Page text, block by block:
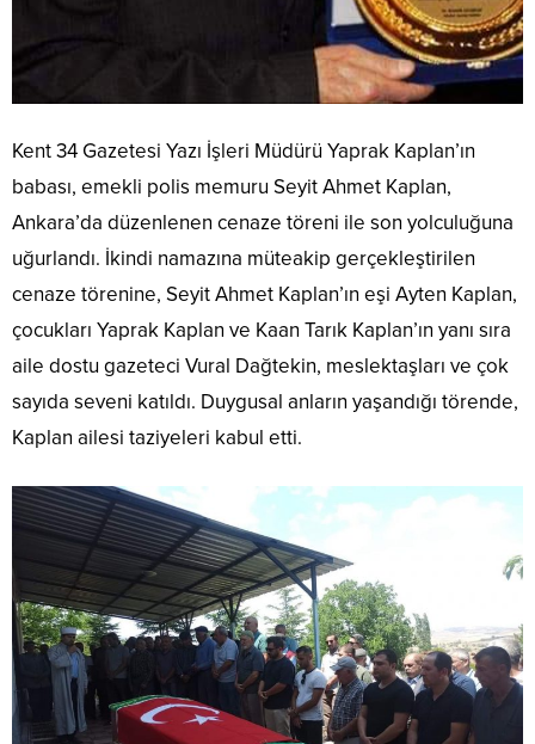
Kent 34 Gazetesi Yazı İşleri Müdürü Yaprak Kaplan’ın
babası, emekli polis memuru Seyit Ahmet Kaplan,
Ankara’da düzenlenen cenaze töreni ile son yolculuğuna
uğurlandı. İkindi namazına müteakip gerçekleştirilen
cenaze törenine, Seyit Ahmet Kaplan’ın eşi Ayten Kaplan,
çocukları Yaprak Kaplan ve Kaan Tarık Kaplan’ın yanı sıra
aile dostu gazeteci Vural Dağtekin, meslektaşları ve çok
sayıda seveni katıldı. Duygusal anların yaşandığı törende,
Kaplan ailesi taziyeleri kabul etti.